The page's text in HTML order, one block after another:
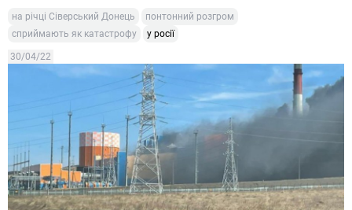
на річці Сіверський Донець
понтонний розгром
сприймають як катастрофу
у росії
30/04/22